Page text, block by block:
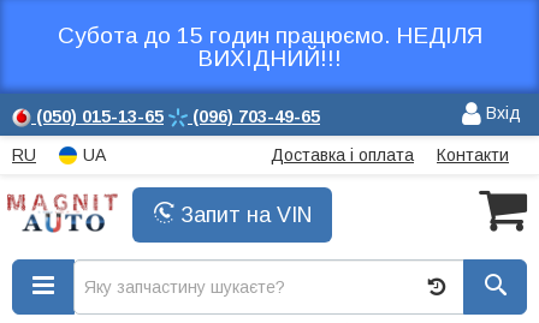
Субота до 15 годин працюємо. НЕДІЛЯ
ВИХІДНИЙ!!!
(050) 015-13-65 (096) 703-49-65 Вхід
RU UA Доставка і оплата Контакти
Запит на VIN